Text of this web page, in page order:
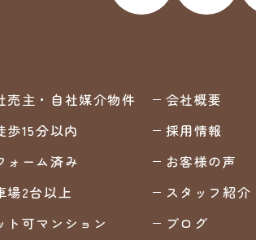
売主・自社媒介物件
歩15分以内
ォーム済み
場2台以上
ト可マンション
会社概要
採用情報
お客様の声
スタッフ紹介
ブログ